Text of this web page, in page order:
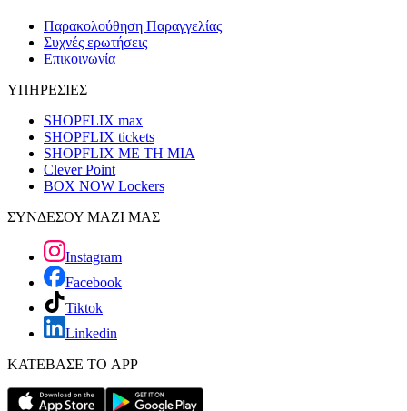
Παρακολούθηση Παραγγελίας
Συχνές ερωτήσεις
Επικοινωνία
ΥΠΗΡΕΣΙΕΣ
SHOPFLIX max
SHOPFLIX tickets
SHOPFLIX ΜΕ ΤΗ ΜΙΑ
Clever Point
BOX NOW Lockers
ΣΥΝΔΕΣΟΥ ΜΑΖΙ ΜΑΣ
Instagram
Facebook
Tiktok
Linkedin
ΚΑΤΕΒΑΣΕ ΤΟ APP